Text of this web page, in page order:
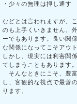
・少々の無理は押し通す
などとは言われますが、
のも上手くいきません。
ーでもあります。良い関
な関係になってこそアウ
しかし、現実には利害関
てしまうこともあります。
そんなときにこそ、豊
し、客観的な視点で最善
ります。